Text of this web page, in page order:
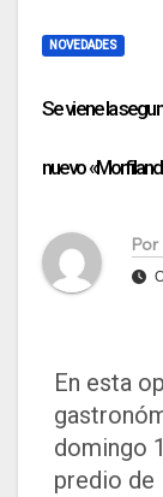
NOVEDADES
Se viene la
nuevo
Por
En esta
domingo
predio de